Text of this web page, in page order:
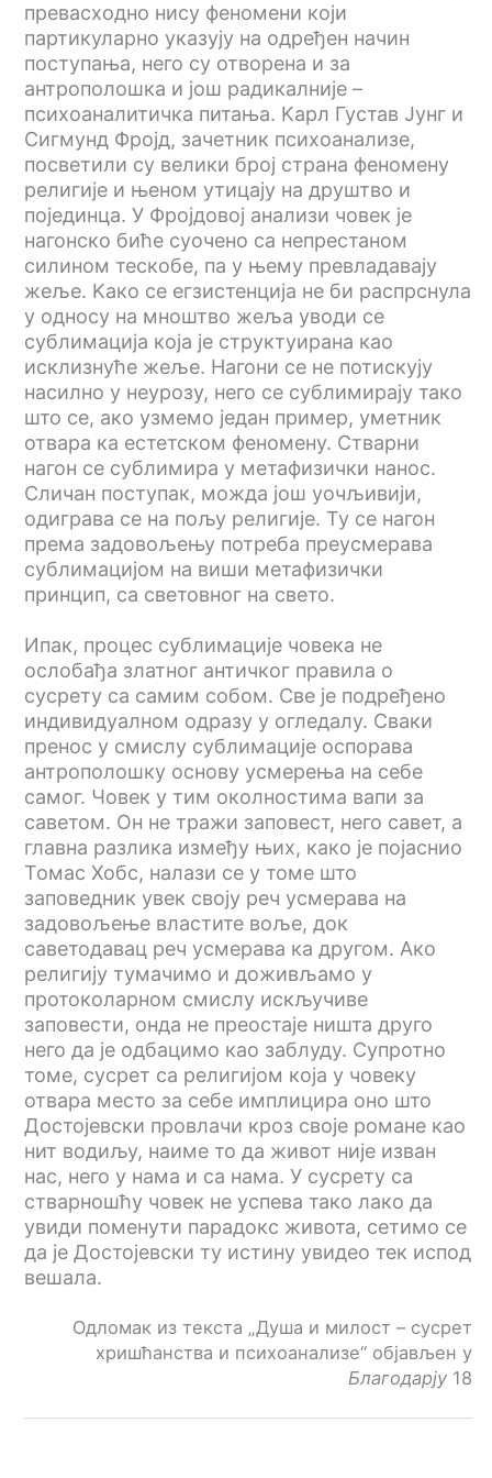
превасходно нису феномени који
партикуларно указују на одређен начин
поступања, него су отворена и за
антрополошка и још радикалније –
психоаналитичка питања. Kарл Густав Јунг и
Сигмунд Фројд, зачетник психоанализе,
посветили су велики број страна феномену
религије и њеном утицају на друштво и
појединца. У Фројдовој анализи човек је
нагонско биће суочено са непрестаном
силином тескобе, па у њему превладавају
жеље. Kако се егзистенција не би распрснула
у односу на мноштво жеља уводи се
сублимација која је структуирана као
исклизнуће жеље. Нагони се не потискују
насилно у неурозу, него се сублимирају тако
што се, ако узмемо један пример, уметник
отвара ка естетском феномену. Стварни
нагон се сублимира у метафизички нанос.
Сличан поступак, можда још уочљивији,
одиграва се на пољу религије. Ту се нагон
према задовољењу потреба преусмерава
сублимацијом на виши метафизички
принцип, са световног на свето.
Ипак, процес сублимације човека не
ослобађа златног античког правила о
сусрету са самим собом. Све је подређено
индивидуалном одразу у огледалу. Сваки
пренос у смислу сублимације оспорава
антрополошку основу усмерења на себе
самог. Човек у тим околностима вапи за
саветом. Он не тражи заповест, него савет, а
главна разлика између њих, како је појаснио
Томас Хобс, налази се у томе што
заповедник увек своју реч усмерава на
задовољење властите воље, док
саветодавац реч усмерава ка другом. Ако
религију тумачимо и доживљамо у
протоколарном смислу искључиве
заповести, онда не преостаје ништа друго
него да је одбацимо као заблуду. Супротно
томе, сусрет са религијом која у човеку
отвара место за себе имплицира оно што
Достојевски провлачи кроз своје романе као
нит водиљу, наиме то да живот није изван
нас, него у нама и са нама. У сусрету са
стварношћу човек не успева тако лако да
увиди поменути парадокс живота, сетимо се
да је Достојевски ту истину увидео тек испод
вешала.
Одломак из текста „Душа и милост – сусрет
хришћанства и психоанализе“ објављен у
Благодарју 18